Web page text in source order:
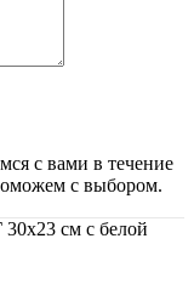
с вами в течение
с выбором.
см с белой